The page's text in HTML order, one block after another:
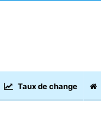
Taux de change